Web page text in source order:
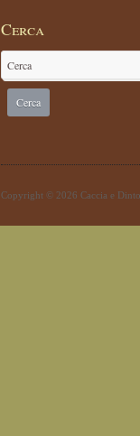
Cerca
Copyright © 2026 Caccia e